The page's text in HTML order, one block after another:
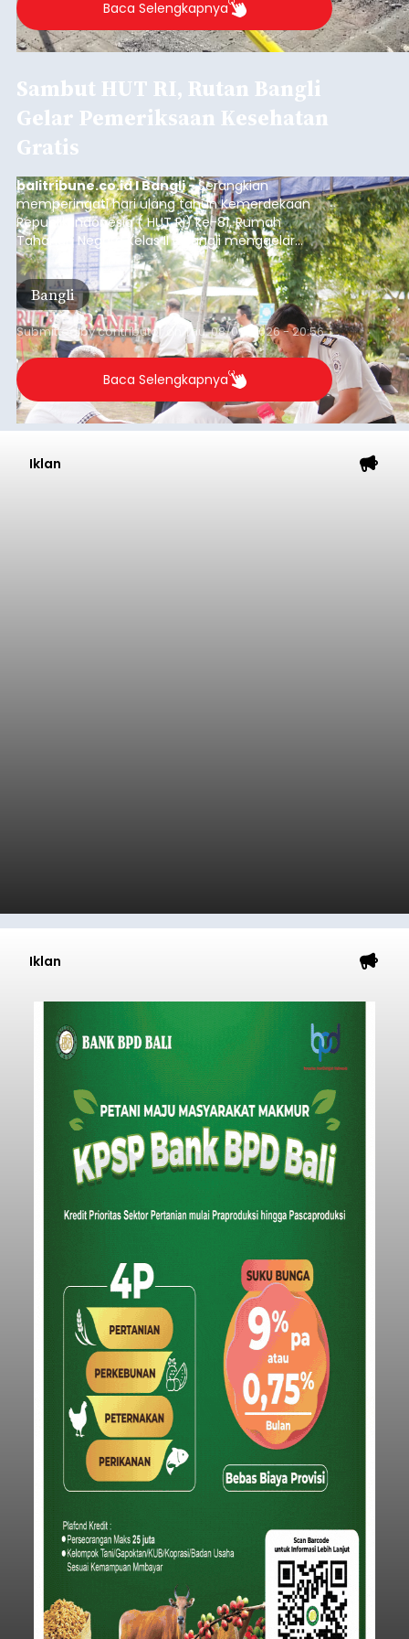
Baca Selengkapnya
Sambut HUT RI, Rutan Bangli
Gelar Pemeriksaan Kesehatan
Gratis
balitribune.co.id I Bangli -Serangkian
memperingati hari ulang tahun Kemerdekaan
Republik Indonesia ( HUT RI) ke-81, Rumah
Tahanan Negara Kelas II B Bangli menggelar
kegiatan pemeriksaan kesehatan gratis, Rabu
(6/8/2026).
Bangli
Submitted bycontributor Thu, 08/06/2026 - 20:56
Baca Selengkapnya
Iklan
Iklan